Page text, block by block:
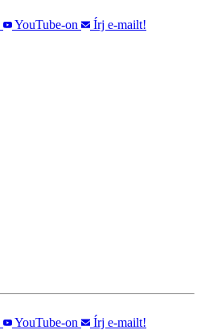
YouTube-on
Írj e-mailt!
YouTube-on Írj e-mailt!